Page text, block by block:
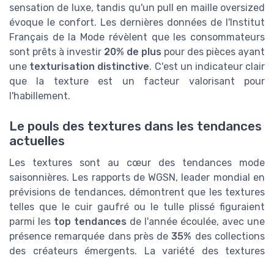
sensation de luxe, tandis qu'un pull en maille oversized
évoque le confort. Les dernières données de l'Institut
Français de la Mode révèlent que les consommateurs
sont prêts à investir 20% de plus pour des pièces ayant
une texturisation distinctive. C'est un indicateur clair
que la texture est un facteur valorisant pour
l'habillement.
Le pouls des textures dans les tendances
actuelles
Les textures sont au cœur des tendances mode
saisonnières. Les rapports de WGSN, leader mondial en
prévisions de tendances, démontrent que les textures
telles que le cuir gaufré ou le tulle plissé figuraient
parmi les top tendances de l'année écoulée, avec une
présence remarquée dans près de35% des collections
des créateurs émergents. La variété des textures